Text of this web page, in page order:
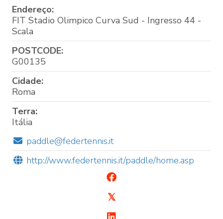
Endereço:
FIT Stadio Olimpico Curva Sud - Ingresso 44 -
Scala
POSTCODE:
G00135
Cidade:
Roma
Terra:
Itália
paddle@federtennis.it
http://www.federtennis.it/paddle/home.asp
𝕏